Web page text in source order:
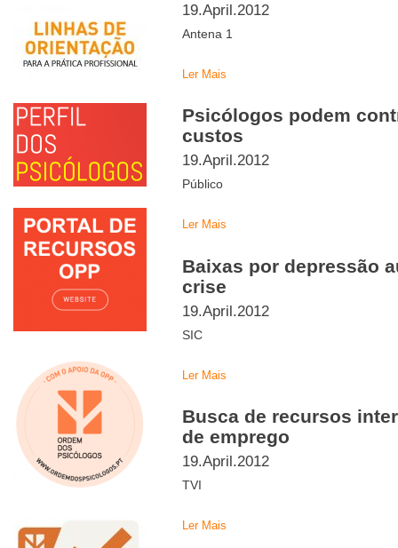
19.April.2012
Antena 1
Ler Mais
Psicólogos podem
custos
19.April.2012
Público
Ler Mais
Baixas por depressão
crise
19.April.2012
SIC
Ler Mais
Busca de recursos
de emprego
19.April.2012
TVI
Ler Mais